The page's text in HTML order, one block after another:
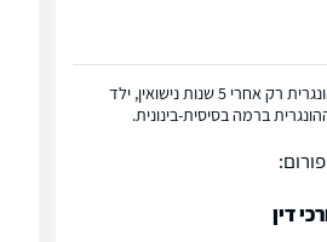
תהיי זכאית לאזרחות הונגרית רק אחרי 5 שנות נישואין, ילד
ברמה בסיסית-בינונית.
דין